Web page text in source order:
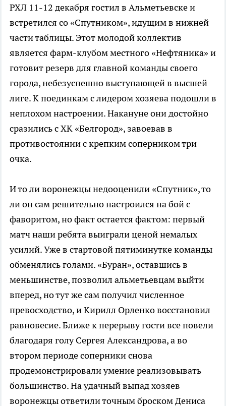
РХЛ 11-12 декабря гостил в Альметьевске и
встретился со «Спутником», идущим в нижней
части таблицы. Этот молодой коллектив
является фарм-клубом местного «Нефтяника» и
готовит резерв для главной команды своего
города, небезуспешно выступающей в высшей
лиге. К поединкам с лидером хозяева подошли в
неплохом настроении. Накануне они достойно
сразились с ХК «Белгород», завоевав в
противостоянии с крепким соперником три
очка.
И то ли воронежцы недооценили «Спутник», то
ли он сам решительно настроился на бой с
фаворитом, но факт остается фактом: первый
матч наши ребята выиграли ценой немалых
усилий. Уже в стартовой пятиминутке команды
обменялись голами. «Буран», оставшись в
меньшинстве, позволил альметьевцам выйти
вперед, но тут же сам получил численное
превосходство, и Кирилл Орленко восстановил
равновесие. Ближе к перерыву гости все повели
благодаря голу Сергея Александрова, а во
втором периоде соперники снова
продемонстрировали умение реализовывать
большинство. На удачный выпад хозяев
воронежцы ответили точным броском Дениса